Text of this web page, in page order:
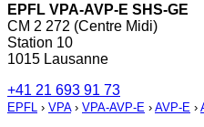
EPFL VPA-AVP-E SHS-GE
CM 2 272 (Centre Midi)
Station 10
1015 Lausanne
+41 21 693 91 73
EPFL › VPA› VPA-AVP-E › AVP-E ›